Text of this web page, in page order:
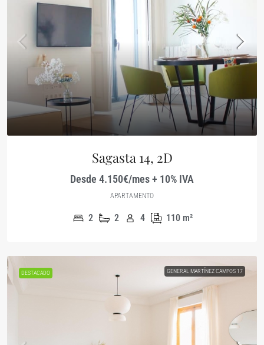
Sagasta 14, 2D
Desde 4.150€/mes + 10% IVA
APARTAMENTO
2 2 4 110 m²
DESTACADO GENERAL MARTÍNEZ CAMPOS 17